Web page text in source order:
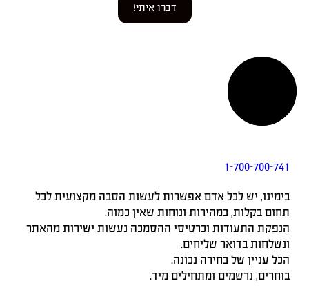
דברו איתי!
1-700-700-741
בימינו, יש לכל אדם אפשרות לעשות הסבה מקצועית לכל
תחום בקלות, במהירות ונוחות שאין כמוה.
הנפקת התעודות וכרטיסי ההסמכה נעשות ישירות מהאתר
ונשלחות בדואר שליחים.
הכל עניין של בחירה נכונה.
בוחרים, נרשמים ומתחילים מיד.